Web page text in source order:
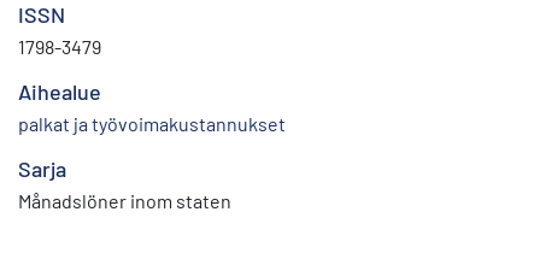
ISSN
1798-3479
Aihealue
palkat ja työvoimakustannukset
Sarja
Månadslöner inom staten